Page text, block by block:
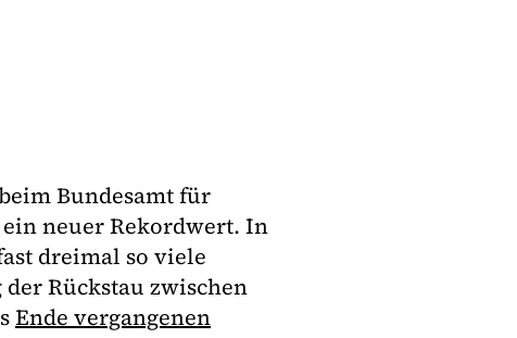
Bundesamt für
neuer Rekordwert. In
dreimal so viele
Rückstau zwischen
Ende vergangenen